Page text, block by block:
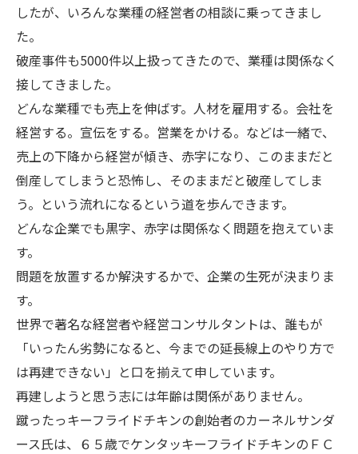
したが、いろんな業種の経営者の相談に乗ってきまし
た。
破産事件も5000件以上扱ってきたので、業種は関係なく
接してきました。
どんな業種でも売上を伸ばす。人材を雇用する。会社を
経営する。宣伝をする。営業をかける。などは一緒で、
売上の下降から経営が傾き、赤字になり、このままだと
倒産してしまうと恐怖し、そのままだと破産してしま
う。という流れになるという道を歩んできます。
どんな企業でも黒字、赤字は関係なく問題を抱えていま
す。
問題を放置するか解決するかで、企業の生死が決まりま
す。
世界で著名な経営者や経営コンサルタントは、誰もが
「いったん劣勢になると、今までの延長線上のやり方で
は再建できない」と口を揃えて申しています。
再建しようと思う志には年齢は関係がありません。
蹴ったっキーフライドチキンの創始者のカーネルサンダ
ース氏は、６５歳でケンタッキーフライドチキンのＦＣ